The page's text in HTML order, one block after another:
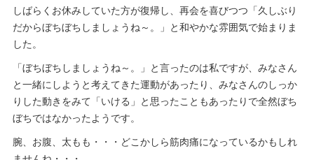
しばらくお休みしていた方が復帰し、再会を喜びつつ「久しぶり
だからぼちぼちしましょうね～。」と和やかな雰囲気で始まりま
した。
「ぼちぼちしましょうね～。」と言ったのは私ですが、みなさん
と一緒にしようと考えてきた運動があったり、みなさんのしっか
りした動きをみて「いける」と思ったこともあったりで全然ぼち
ぼちではなかったようです。
腕、お腹、太もも・・・どこかしら筋肉痛になっているかもしれ